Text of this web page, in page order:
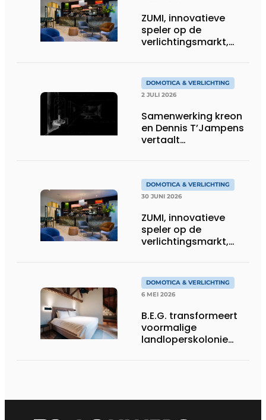
ZUMI, innovatieve
speler op de
verlichtingsmarkt,
DOMOTICA & VERLICHTING
2 JULI 2026
Samenwerking kreon
en Dennis T’Jampens
vertaalt
sfeervolle verlichting
DOMOTICA & VERLICHTING
30 JUNI 2026
ZUMI, innovatieve
speler op de
verlichtingsmarkt,
DOMOTICA & VERLICHTING
6 MEI 2026
B.E.G. transformeert
voormalige
landloperskolonie